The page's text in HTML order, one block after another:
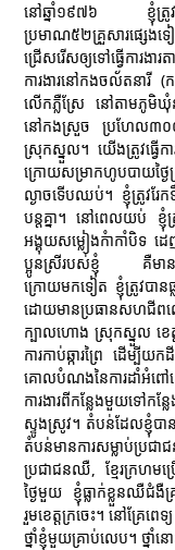
នៅឆ្នាំ១៩៧៦ ខ្ញុំត្រូ
ប្រមាណ៥២គ្រួសារផ្សេង
ជ្រើសរើសឲ្យទៅធ្វើការង
ការងារនៅកងចល័តនារី
លើកភ្លឺស្រែ នៅតាមភូមិឃុំ
នៅកងស្រួច ប្រហែល៣០០ន
ស្រុកស្នួល។ យើងត្រូវធ្វើ
ក្រោយសម្រាកហូបបាយថ្ងៃ
ល្ងាចទើបឈប់។ ខ្ញុំត្រូវរែ
បន្តគ្នា។ នៅពេលយប់ ខ្ញុំត្
អង្គុយសម្លៀងកំាកាំបិទ ដ
ប្អូនស្រីរបស់ខ្ញុំ គឺមានតែ
ក្រោយមកទៀត ខ្ញុំត្រូវបាន
ដោយមានប្រធានសហជីពឈ្
ក្បាលហោង ស្រុកស្នួល ខេត្ត
ការកាប់ឆ្ការព្រៃ ដើម្បី
គោលបំណងនៃការដាំអំពៅនោ
ការងារពីកន្លែងមួយទៅ
ស្ទូងស្រូវ។ តំបន់ដែលខ្ញុំ
តំបន់មានការសម្លាប់ប្
ប្រជាជនឈឺ, ខ្មែរក្រហមប្
ថ្ងៃមួយ ខ្ញុំធ្លាក់ខ្លួនឈឺជំងឺ
រួមខេត្តក្រចេះ។ នៅគ្រែពេ
ថ្នាំខ្ញុំមួយគ្រាប់លេប។ ថ្នាំ